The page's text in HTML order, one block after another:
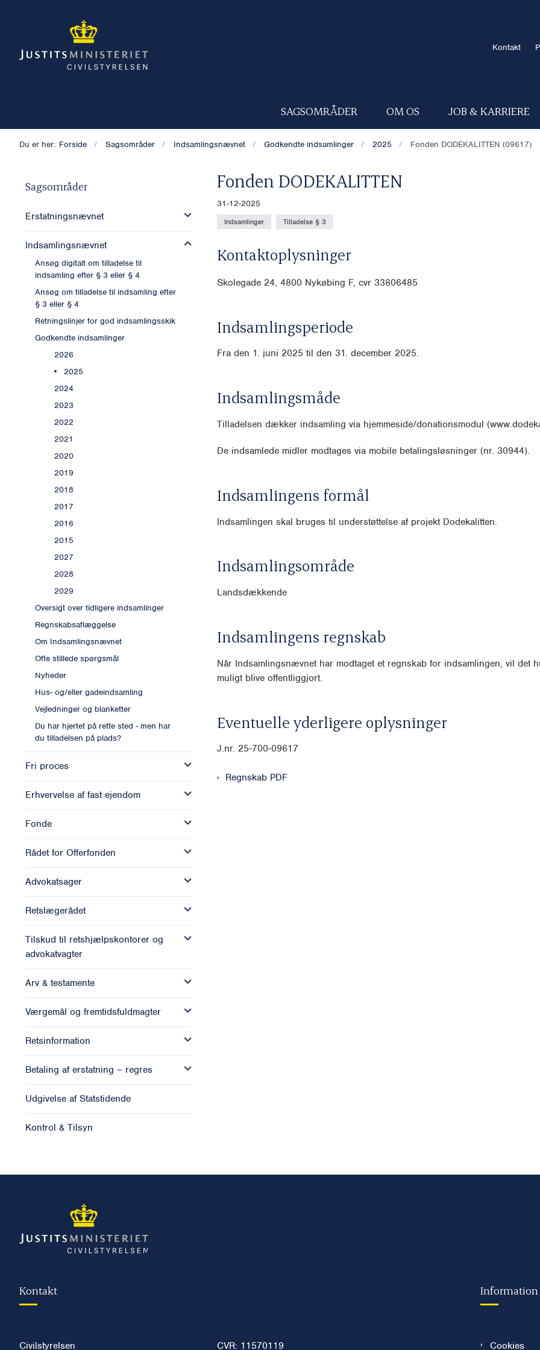
Kontakt
SAGSOMRÅDER OM OS JOB & KARRIERE
Du er her: Forside Sagsområder Indsamlingsnævnet Godkendte indsamlinger 2025 Fonden DODEKALITTEN (09617)
Sagsområder
Erstatningsnævnet
Indsamlingsnævnet
Ansøg digitalt om tilladelse til
indsamling efter § 3 eller § 4
Ansøg om tilladelse til indsamling efter
§ 3 eller § 4
Retningslinjer for god indsamlingsskik
Godkendte indsamlinger
2026
2025
2024
2023
2022
2021
2020
2019
2018
2017
2016
2015
2027
2028
2029
Oversigt over tidligere indsamlinger
Regnskabsaflæggelse
Om Indsamlingsnævnet
Ofte stillede spørgsmål
Nyheder
Hus- og/eller gadeindsamling
Vejledninger og blanketter
Du har hjertet på rette sted - men har
du tilladelsen på plads?
Fri proces
Erhvervelse af fast ejendom
Fonde
Rådet for Offerfonden
Advokatsager
Retslægerådet
Tilskud til retshjælpskontorer og
advokatvagter
Arv & testamente
Værgemål og fremtidsfuldmagter
Retsinformation
Betaling af erstatning – regres
Udgivelse af Statstidende
Kontrol & Tilsyn
Fonden DODEKALITTEN
31-12-2025
Indsamlinger Tilladelse § 3
Kontaktoplysninger
Skolegade 24, 4800 Nykøbing F, cvr 33806485
Indsamlingsperiode
Fra den 1. juni 2025 til den 31. december 2025.
Indsamlingsmåde
Tilladelsen dækker indsamling via hjemmeside/donationsmodul
De indsamlede midler modtages via mobile betalingsløsninger (nr. 30944).
Indsamlingens formål
Indsamlingen skal bruges til understøttelse af projekt Dodekalitten.
Indsamlingsområde
Landsdækkende
Indsamlingens regnskab
Når Indsamlingsnævnet har modtaget et regnskab for indsamlingen, vil det
muligt blive offentliggjort.
Eventuelle yderligere oplysninger
J.nr. 25-700-09617
Regnskab PDF
Kontakt
Civilstyrelsen CVR: 11570119
Information
Cookies